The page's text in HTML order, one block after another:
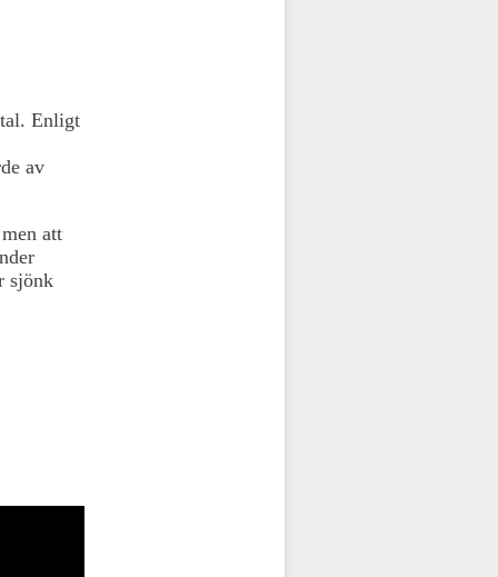
Enligt
av
att
sjönk